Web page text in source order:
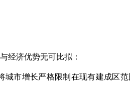
经济优势无可比拟：
市增长严格限制在现有建成区范